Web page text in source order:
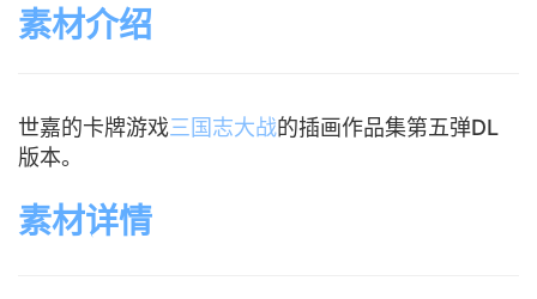
素材介绍
世嘉的卡牌游戏三国志大战的插画作品集第五弹DL
版本。
素材详情